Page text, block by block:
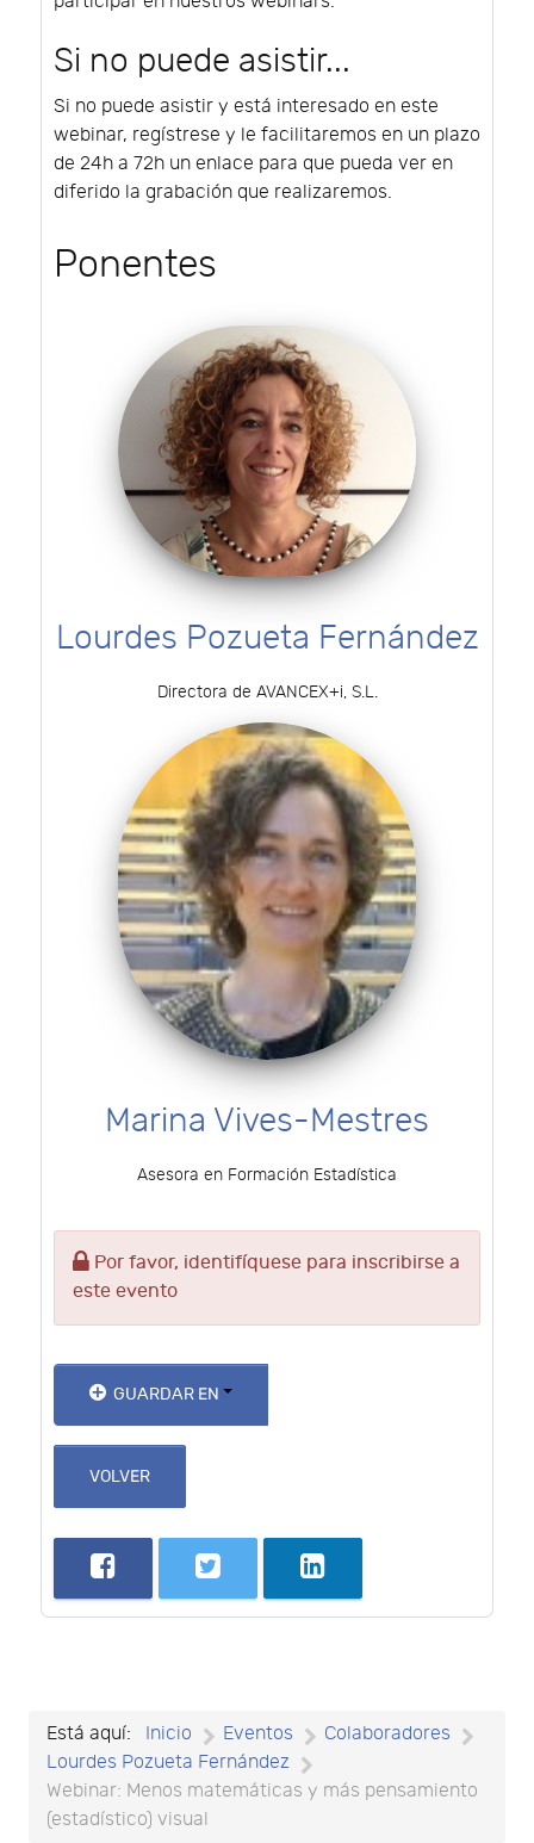
Si no puede asistir...
Si no puede asistir y está interesado en este
webinar, regístrese y le facilitaremos en un plazo
de 24h a 72h un enlace para que pueda ver en
diferido la grabación que realizaremos.
Ponentes
Lourdes Pozueta Fernández
Directora de AVANCEX+i, S.L.
Marina Vives-Mestres
Asesora en Formación Estadística
Por favor, identifíquese para inscribirse a
este evento
GUARDAR EN
VOLVER
Está aquí: Inicio Eventos
Colaboradores
Lourdes Pozueta Fernández
Webinar: Menos matemáticas y más pensamiento
(estadístico) visual